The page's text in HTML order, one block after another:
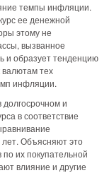
темпы инфляции.
ее денежной
этому не
вызванное
и образует тенденцию
валютам тех
инфляции.
долгосрочном и
в соответствие
Объясняют это
их покупательной
влияние и другие